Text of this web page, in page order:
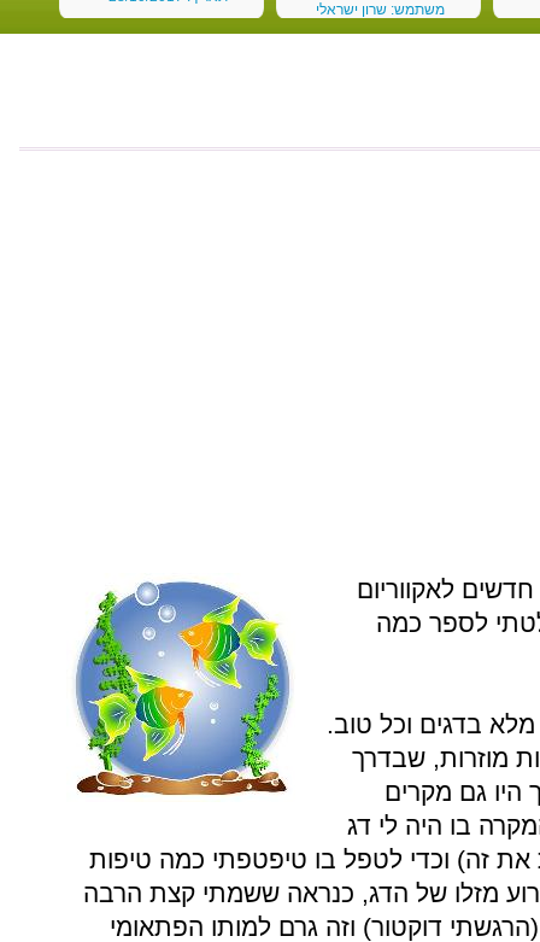
משתמש: שרון ישראלי
רכשתי 14 דגים חדשים לאקווריום
לספר כמה
בדגים וכל טוב.
מוזרות, שבדרך
היו גם מקרים
בו היה לי דג
את זה) וכדי לטפל בו טיפטפתי כמה טיפות
מזלו של הדג, כנראה ששמתי קצת הרבה
דוקטור) וזה גרם למותו הפתאומי